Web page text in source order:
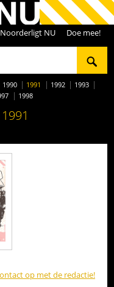
NU Doe mee!
1990 1991 1992
1993
1998
op met de redactie!